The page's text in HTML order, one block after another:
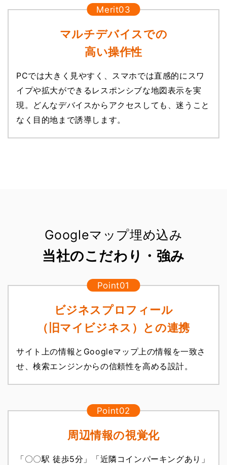
マルチデバイスでの
高い操作性
PCでは大きく見やすく、スマホでは直感的にスワ
イプや拡大ができるレスポンシブな地図表示を実
現。どんなデバイスからアクセスしても、迷うこと
なく目的地まで誘導します。
Googleマップ埋め込み
当社のこだわり・強み
ビジネスプロフィール
（旧マイビジネス）との連携
サイト上の情報とGoogleマップ上の情報を一致さ
せ、検索エンジンからの信頼性を高める設計。
周辺情報の視覚化
「〇〇駅 徒歩5分」「近隣コインパーキングあり」